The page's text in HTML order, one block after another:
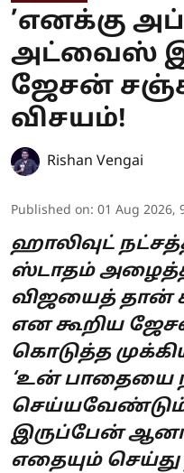
’எனக்கு
அட்வைஸ்
ஜேசன்
விசயம்!
Rishan Vengai
Published on: 01 Aug 2026,
ஹாலிவுட்
ஸ்டாதம்
விஜயைத் தான்
என கூறிய
கொடுத்த
‘உன் பாதையை
இருப்பேன்
எதையும்